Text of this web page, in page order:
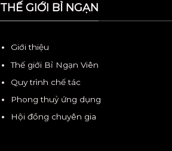
THẾ GIỚI BỈ NGẠN
Giới thiệu
Thế giới Bỉ Ngạn Viên
Quy trình chế tác
Phong thuỷ ứng dụng
Hội đồng chuyên gia